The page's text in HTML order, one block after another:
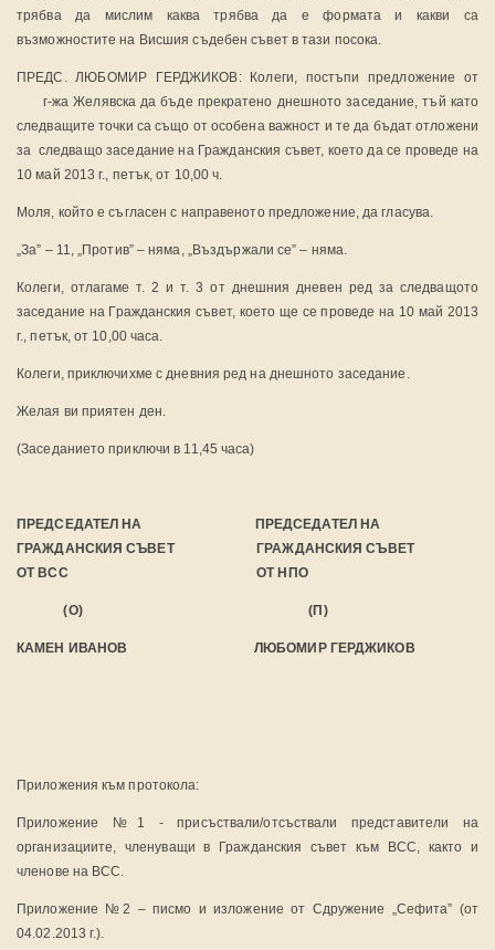
трябва да мислим каква трябва да е формата и какви са
възможностите на Висшия съдебен съвет в тази посока.
ПРЕДС. ЛЮБОМИР ГЕРДЖИКОВ: Колеги, постъпи предложение от
г-жа Желявска да бъде прекратено днешното заседание, тъй като
следващите точки са също от особена важност и те да бъдат отложени
за следващо заседание на Гражданския съвет, което да се проведе на
10 май 2013 г., петък, от 10,00 ч.
Моля, който е съгласен с направеното предложение, да гласува.
„За” – 11, „Против” – няма, „Въздържали се” – няма.
Колеги, отлагаме т. 2 и т. 3 от днешния дневен ред за следващото
заседание на Гражданския съвет, което ще се проведе на 10 май 2013
г., петък, от 10,00 часа.
Колеги, приключихме с дневния ред на днешното заседание.
Желая ви приятен ден.
(Заседанието приключи в 11,45 часа)
ПРЕДСЕДАТЕЛ НА ПРЕДСЕДАТЕЛ НА
ГРАЖДАНСКИЯ СЪВЕТ ГРАЖДАНСКИЯ СЪВЕТ
ОТ ВСС ОТ НПО
(О) (П)
КАМЕН ИВАНОВ ЛЮБОМИР ГЕРДЖИКОВ
Приложения към протокола:
Приложение №1 - присъствали/отсъствали представители на
организациите, членуващи в Гражданския съвет към ВСС, както и
членове на ВСС.
Приложение №2 – писмо и изложение от Сдружение „Сефита” (от
04.02.2013 г.).